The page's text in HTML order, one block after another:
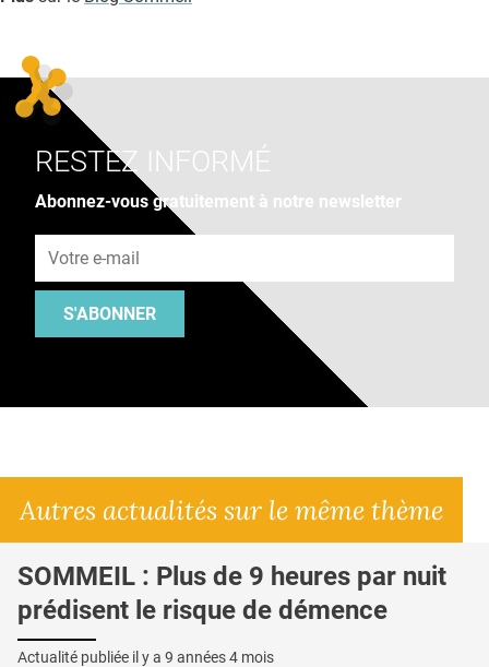
RESTEZ INFORMÉ
Abonnez-vous gratuitement à notre newsletter
S'ABONNER
Autres actualités sur le même thème
SOMMEIL : Plus de 9 heures par nuit
prédisent le risque de démence
Actualité publiée il y a 9 années 4 mois